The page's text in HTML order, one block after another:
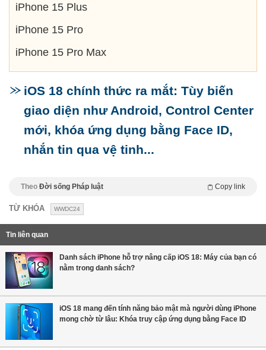
iPhone 15 Plus
iPhone 15 Pro
iPhone 15 Pro Max
iOS 18 chính thức ra mắt: Tùy biến
giao diện như Android, Control Center
mới, khóa ứng dụng bằng Face ID,
nhắn tin qua vệ tinh...
Theo Đời sống Pháp luật Copy link
TỪ KHÓA WWDC24
Tin liên quan
Danh sách iPhone hỗ trợ nâng cấp iOS 18: Máy của bạn có
nằm trong danh sách?
iOS 18 mang đến tính năng bảo mật mà người dùng iPhone
mong chờ từ lâu: Khóa truy cập ứng dụng bằng Face ID